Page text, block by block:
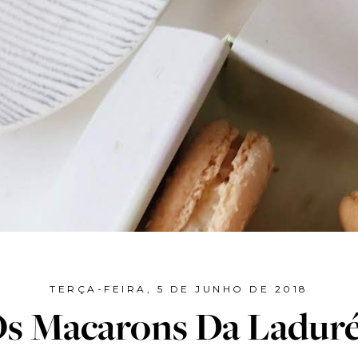
TERÇA-FEIRA, 5 DE JUNHO DE 2018
Macarons Da